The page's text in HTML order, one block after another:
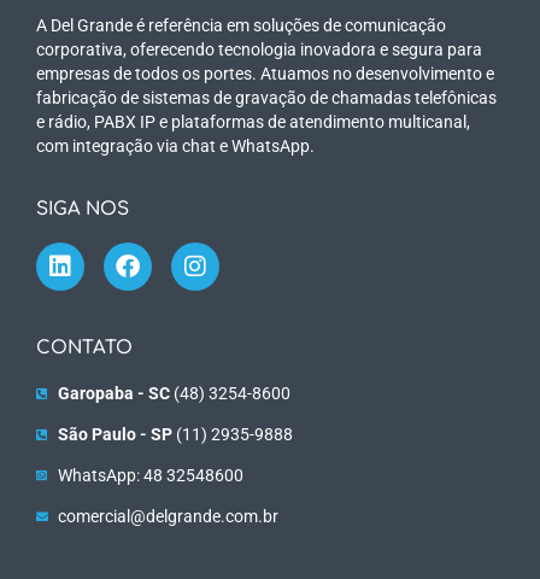
A Del Grande é referência em soluções de comunicação
corporativa, oferecendo tecnologia inovadora e segura para
empresas de todos os portes. Atuamos no desenvolvimento e
fabricação de sistemas de gravação de chamadas telefônicas
e rádio, PABX IP e plataformas de atendimento multicanal,
com integração via chat e WhatsApp.
SIGA NOS
CONTATO
Garopaba - SC(48) 3254-8600
São Paulo - SP(11) 2935-9888
WhatsApp: 48 32548600
comercial@delgrande.com.br